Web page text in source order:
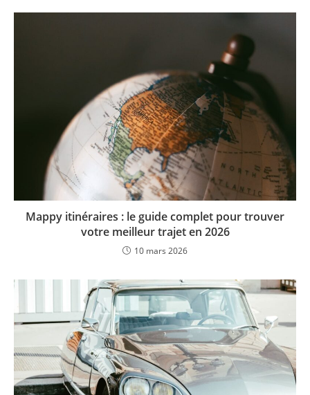
Mappy itinéraires : le guide complet pour trouver
votre meilleur trajet en 2026
10 mars 2026